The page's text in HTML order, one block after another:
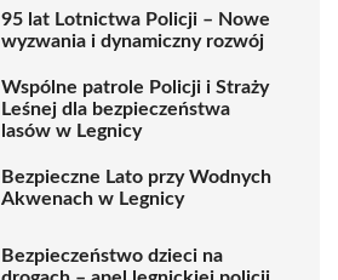
95 lat Lotnictwa Policji – Nowe
wyzwania i dynamiczny rozwój
Wspólne patrole Policji i Straży
Leśnej dla bezpieczeństwa
lasów w Legnicy
Bezpieczne Lato przy Wodnych
Akwenach w Legnicy
Bezpieczeństwo dzieci na